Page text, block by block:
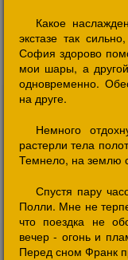
Какое
экстазе так
София здорово
мои шары, а
одновременно.
на друге.
Немного
растерли тела
Темнело, на землю
Спустя пару
Полли. Мне не
что поездка не
вечер - огонь и
Перед сном Франк